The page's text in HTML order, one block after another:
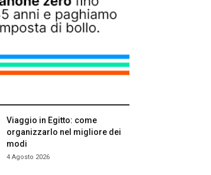
Viaggio in Egitto: come
organizzarlo nel migliore dei
modi
4 Agosto 2026